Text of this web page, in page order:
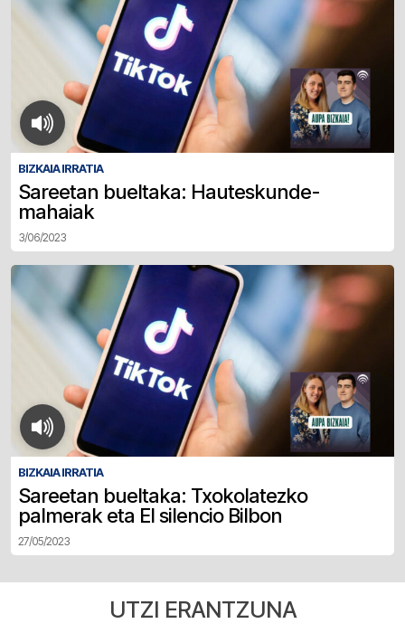
BIZKAIA IRRATIA
Sareetan bueltaka: Hauteskunde-
mahaiak
3/06/2023
BIZKAIA IRRATIA
Sareetan bueltaka: Txokolatezko
palmerak eta El silencio Bilbon
27/05/2023
UTZI ERANTZUNA